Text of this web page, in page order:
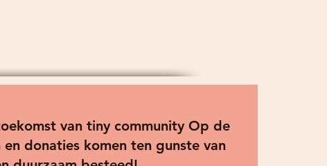
van tiny community Op de
donaties komen ten gunste van